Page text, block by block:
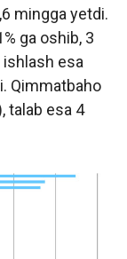
mingga yetdi.
ga oshib, 3
esa
Qimmatbaho
talab esa 4